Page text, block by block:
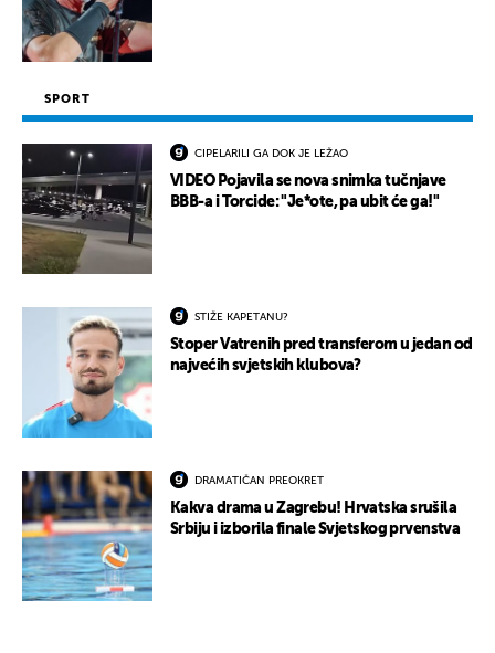
SPORT
CIPELARILI GA DOK JE LEŽAO
VIDEO Pojavila se nova snimka tučnjave
BBB-a i Torcide: "Je*ote, pa ubit će ga!"
STIŽE KAPETANU?
Stoper Vatrenih pred transferom u jedan od
najvećih svjetskih klubova?
DRAMATIČAN PREOKRET
Kakva drama u Zagrebu! Hrvatska srušila
Srbiju i izborila finale Svjetskog prvenstva